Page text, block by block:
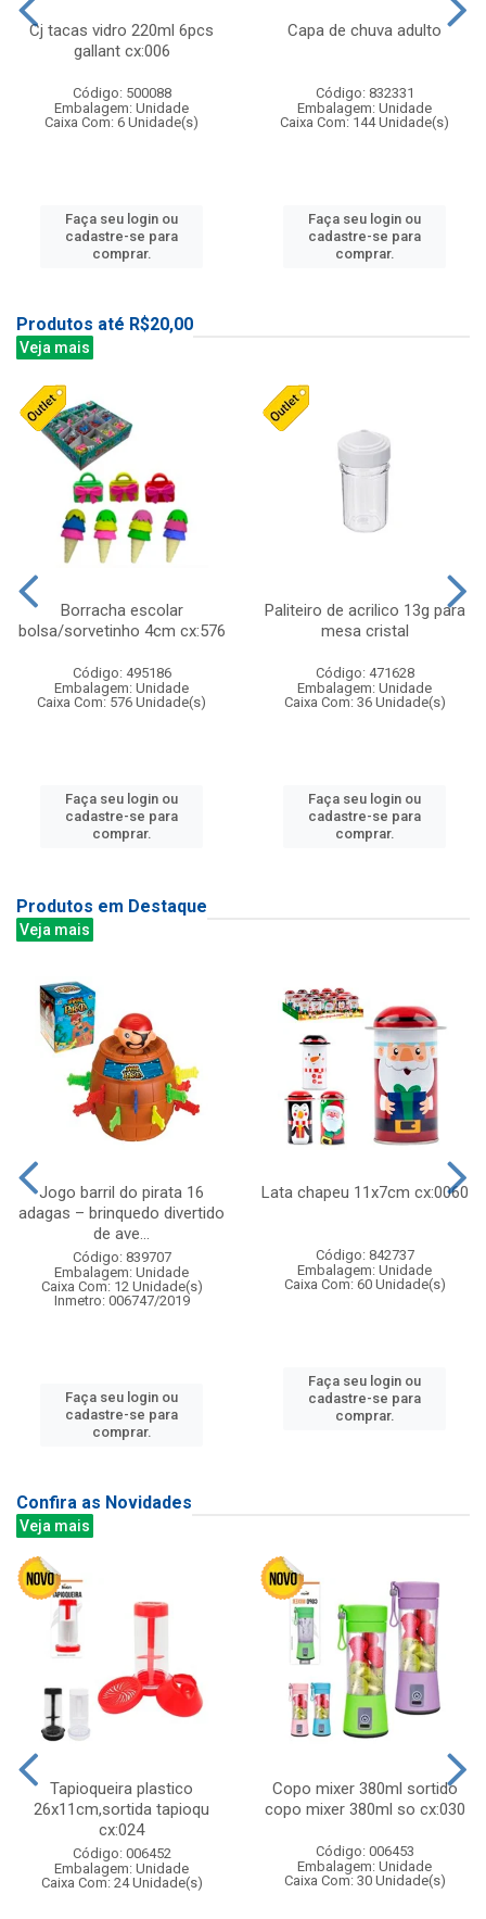
Cj tacas vidro 220ml 6pcs
gallant cx:006
Código: 500088
Embalagem: Unidade
Caixa Com: 6 Unidade(s)
Faça seu login ou
cadastre-se para
comprar.
Capa de chuva adulto
Código: 832331
Embalagem: Unidade
Caixa Com: 144 Unidade(s)
Faça seu login ou
cadastre-se para
comprar.
Produtos até R$20,00
Veja mais
Borracha escolar
bolsa/sorvetinho 4cm cx:576
Código: 495186
Embalagem: Unidade
Caixa Com: 576 Unidade(s)
Faça seu login ou
cadastre-se para
comprar.
Paliteiro de acrilico 13g para
mesa cristal
Código: 471628
Embalagem: Unidade
Caixa Com: 36 Unidade(s)
Faça seu login ou
cadastre-se para
comprar.
Produtos em Destaque
Veja mais
Jogo barril do pirata 16
adagas – brinquedo divertido
de ave...
Código: 839707
Embalagem: Unidade
Caixa Com: 12 Unidade(s)
Inmetro: 006747/2019
Faça seu login ou
cadastre-se para
comprar.
Lata chapeu 11x7cm cx:0060
Código: 842737
Embalagem: Unidade
Caixa Com: 60 Unidade(s)
Faça seu login ou
cadastre-se para
comprar.
Confira as Novidades
Veja mais
Tapioqueira plastico
26x11cm,sortida tapioqu
cx:024
Código: 006452
Embalagem: Unidade
Caixa Com: 24 Unidade(s)
Copo mixer 380ml sortido
copo mixer 380ml so cx:030
Código: 006453
Embalagem: Unidade
Caixa Com: 30 Unidade(s)